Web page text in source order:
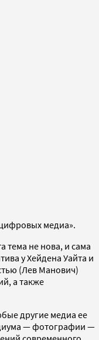
медиа».
тема не нова, и сама
у Хейдена Уайта и
(Лев Манович)
а также
другие медиа ее
— фотографии —